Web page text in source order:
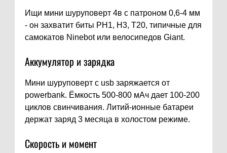
Ищи мини шуруповерт 4в с патроном 0,6-4 мм
- он захватит биты PH1, H3, T20, типичные для
самокатов Ninebot или велосипедов Giant.
Аккумулятор и зарядка
Мини шуруповерт с usb заряжается от
powerbank. Ёмкость 500-800 мАч дает 100-200
циклов свинчивания. Литий-ионные батареи
держат заряд 3 месяца в холостом режиме.
Скорость и момент